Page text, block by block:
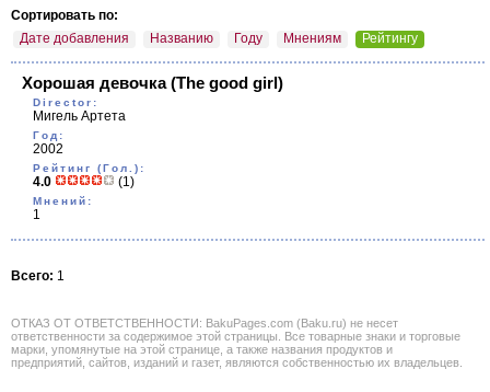
Сортировать по:
Дате добавления
Названию Году Мнениям Рейтингу
Хорошая девочка(The good girl)
Director:
Мигель Артета
Год:
2002
Рейтинг (Гол.):
4.0 (1)
Мнений:
1
Всего: 1
ОТКАЗ ОТ ОТВЕТСТВЕННОСТИ: BakuPages.com (Baku.ru) не несет
ответственности за содержимое этой страницы. Все товарные знаки и торговые
марки, упомянутые на этой странице, а также названия продуктов и
предприятий, сайтов, изданий и газет, являются собственностью их владельцев.